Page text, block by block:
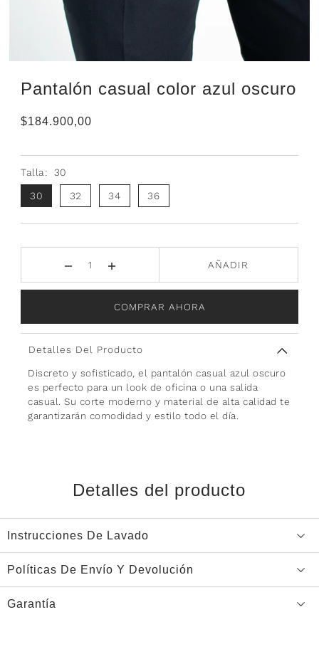
Pantalón casual color azul oscuro
$184.900,00
Talla: 30
30 32 34 36
AÑADIR
COMPRAR AHORA
Detalles Del Producto
Discreto y sofisticado, el pantalón casual azul oscuro
es perfecto para un look de oficina o una salida
casual. Su corte moderno y material de alta calidad te
garantizarán comodidad y estilo todo el día.
Detalles del producto
Instrucciones De Lavado
Políticas De Envío Y Devolución
Garantía